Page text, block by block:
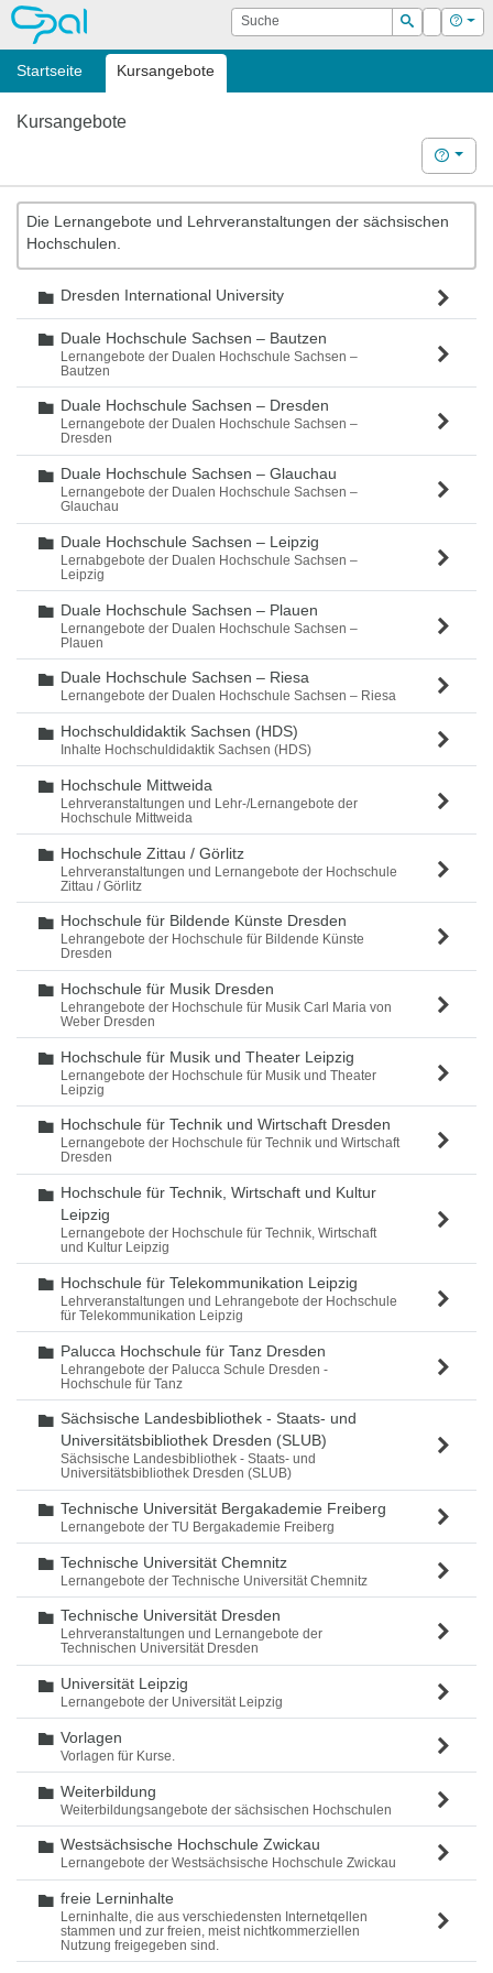
OPAL Suche
Suchen
Login Hilfe
Startseite Kursangebote
Kursangebote
Hilfe
Die Lernangebote und Lehrveranstaltungen der sächsischen
Hochschulen.
Ordner
Dresden International University
Ordner
Duale Hochschule Sachsen – Bautzen
Lernangebote der Dualen Hochschule Sachsen –
Bautzen
Ordner
Duale Hochschule Sachsen – Dresden
Lernangebote der Dualen Hochschule Sachsen –
Dresden
Ordner
Duale Hochschule Sachsen – Glauchau
Lernangebote der Dualen Hochschule Sachsen –
Glauchau
Ordner
Duale Hochschule Sachsen – Leipzig
Lernabgebote der Dualen Hochschule Sachsen –
Leipzig
Ordner
Duale Hochschule Sachsen – Plauen
Lernangebote der Dualen Hochschule Sachsen –
Plauen
Ordner
Duale Hochschule Sachsen – Riesa
Lernangebote der Dualen Hochschule Sachsen – Riesa
Ordner
Hochschuldidaktik Sachsen (HDS)
Inhalte Hochschuldidaktik Sachsen (HDS)
Ordner
Hochschule Mittweida
Lehrveranstaltungen und Lehr-/Lernangebote der
Hochschule Mittweida
Ordner
Hochschule Zittau / Görlitz
Lehrveranstaltungen und Lernangebote der Hochschule
Zittau / Görlitz
Ordner
Hochschule für Bildende Künste Dresden
Lehrangebote der Hochschule für Bildende Künste
Dresden
Ordner
Hochschule für Musik Dresden
Lehrangebote der Hochschule für Musik Carl Maria von
Weber Dresden
Ordner
Hochschule für Musik und Theater Leipzig
Lernangebote der Hochschule für Musik und Theater
Leipzig
Ordner
Hochschule für Technik und Wirtschaft Dresden
Lernangebote der Hochschule für Technik und Wirtschaft
Dresden
Ordner
Hochschule für Technik, Wirtschaft und Kultur
Leipzig
Lernangebote der Hochschule für Technik, Wirtschaft
und Kultur Leipzig
Ordner
Hochschule für Telekommunikation Leipzig
Lehrveranstaltungen und Lehrangebote der Hochschule
für Telekommunikation Leipzig
Ordner
Palucca Hochschule für Tanz Dresden
Lehrangebote der Palucca Schule Dresden -
Hochschule für Tanz
Ordner
Sächsische Landesbibliothek - Staats- und
Universitätsbibliothek Dresden (SLUB)
Sächsische Landesbibliothek - Staats- und
Universitätsbibliothek Dresden (SLUB)
Ordner
Technische Universität Bergakademie Freiberg
Lernangebote der TU Bergakademie Freiberg
Ordner
Technische Universität Chemnitz
Lernangebote der Technische Universität Chemnitz
Ordner
Technische Universität Dresden
Lehrveranstaltungen und Lernangebote der
Technischen Universität Dresden
Ordner
Universität Leipzig
Lernangebote der Universität Leipzig
Ordner
Vorlagen
Vorlagen für Kurse.
Ordner
Weiterbildung
Weiterbildungsangebote der sächsischen Hochschulen
Ordner
Westsächsische Hochschule Zwickau
Lernangebote der Westsächsische Hochschule Zwickau
Ordner
freie Lerninhalte
Lerninhalte, die aus verschiedensten Internetqellen
stammen und zur freien, meist nichtkommerziellen
Nutzung freigegeben sind.